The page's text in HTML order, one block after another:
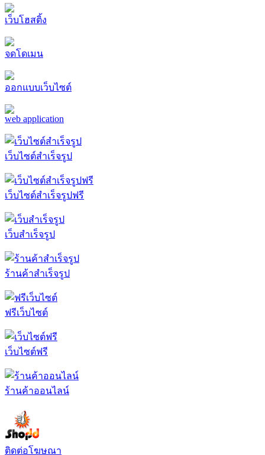
เว็บโฮสติ้ง
จดโดเมน
ออกแบบเว็บไซต์
web application
เว็บไซต์สำเร็จรูป
เว็บไซต์สำเร็จรูปฟรี
เว็บสำเร็จรูป
ร้านค้าสำเร็จรูป
ฟรีเว็บไซต์
เว็บไซต์ฟรี
ร้านค้าออนไลน์
ติดต่อโฆษณา